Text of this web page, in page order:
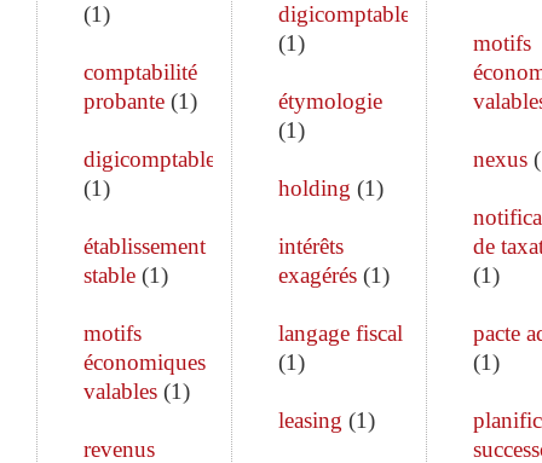
(1)
comptabilité
probante (1)
digicomptable
(1)
établissement
stable (1)
motifs
économiques
valables (1)
revenus
digicomptable
(1)
étymologie
(1)
holding (1)
intérêts
exagérés(1)
langage fiscal
(1)
leasing (1)
motifs
nexus(
de
(1)
pacte
(1)